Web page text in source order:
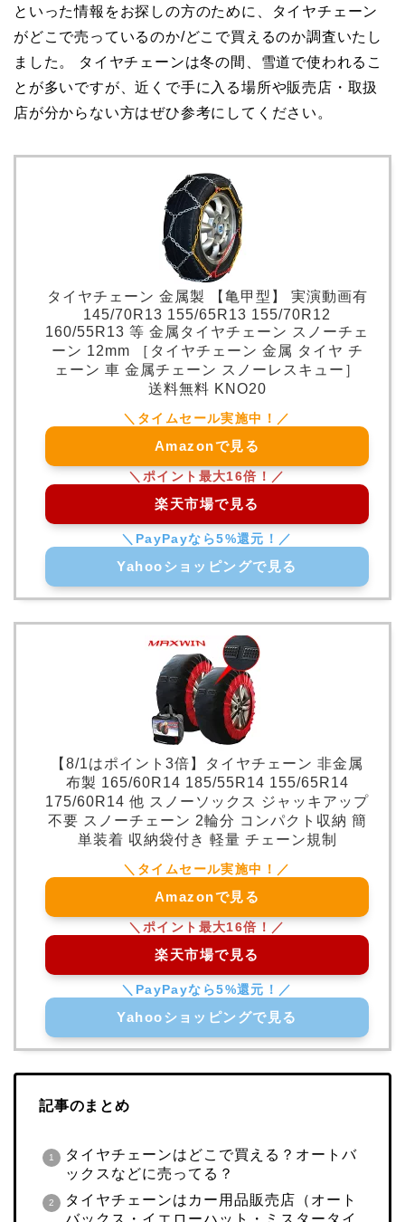
といった情報をお探しの方のために、タイヤチェーン
がどこで売っているのか/どこで買えるのか調査いたし
ました。 タイヤチェーンは冬の間、雪道で使われるこ
とが多いですが、近くで手に入る場所や販売店・取扱
店が分からない方はぜひ参考にしてください。
タイヤチェーン 金属製 【亀甲型】 実演動画有
145/70R13 155/65R13 155/70R12
160/55R13 等 金属タイヤチェーン スノーチェ
ーン 12mm ［タイヤチェーン 金属 タイヤ チ
ェーン 車 金属チェーン スノーレスキュー］
送料無料 KNO20
Amazonで見る
楽天市場で見る
Yahooショッピングで見る
【8/1はポイント3倍】タイヤチェーン 非金属
布製 165/60R14 185/55R14 155/65R14
175/60R14 他 スノーソックス ジャッキアップ
不要 スノーチェーン 2輪分 コンパクト収納 簡
単装着 収納袋付き 軽量 チェーン規制
Amazonで見る
楽天市場で見る
Yahooショッピングで見る
記事のまとめ
タイヤチェーンはどこで買える？オートバ
ックスなどに売ってる？
タイヤチェーンはカー用品販売店（オート
バックス・イエローハット・ミスタータイ